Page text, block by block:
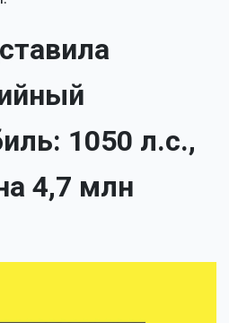
1050 л.с.,
4,7 млн